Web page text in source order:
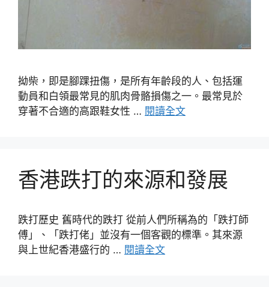
拗柴，即是腳踝扭傷，是所有年齡段的人、包括運
動員和白領最常見的肌肉骨骼損傷之一。最常見於
穿著不合適的高跟鞋女性 … 閱讀全文
香港跌打的來源和發展
跌打歷史 舊時代的跌打 從前人們所稱為的「跌打師
傅」、「跌打佬」並沒有一個客觀的標準。其來源
與上世紀香港盛行的 … 閱讀全文